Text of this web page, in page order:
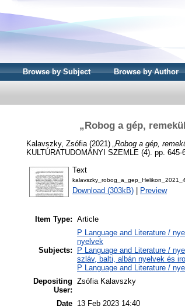
Browse by Subject Browse by Author
„Robog a gép,
Kalavszky, Zsófia (2021) „Robog a gép,
KULTÚRATUDOMÁNYI SZEMLE (4). pp.
Text
Download (303kB) Preview
Item Type: Article
Subjects:
P Language and Literature /
nyelvek
P Language and Literature /
szláv, balti, albán nyelvek és
P Language and Literature /
Depositing
User:
Zsófia Kalavszky
Date 13 Feb 2023 14:40